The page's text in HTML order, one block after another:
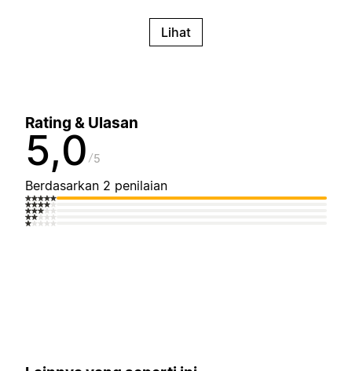
Lihat
Rating & Ulasan
5,0 5
Berdasarkan 2 penilaian